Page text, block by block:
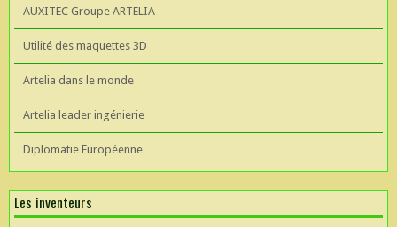
AUXITEC Groupe ARTELIA
Utilité des maquettes 3D
Artelia dans le monde
Artelia leader ingénierie
Diplomatie Européenne
Les inventeurs